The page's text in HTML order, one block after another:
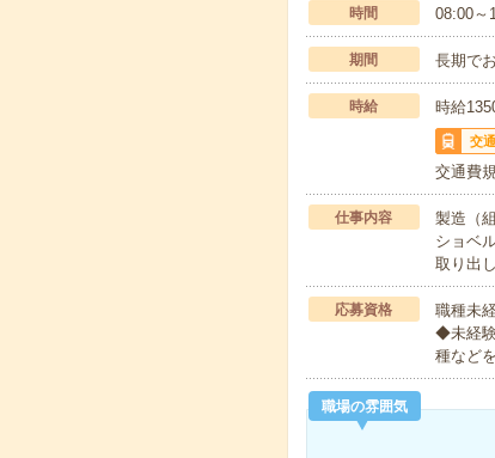
時間 08:00～
期間 長期で
時給 時給
交
交通費
仕事内容
製造（
ショベ
取り出
応募資格
職種未
◆未経
種など
職場の雰囲気